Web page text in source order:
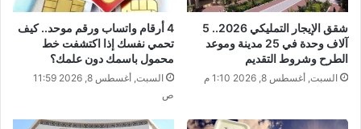
شقق الإيجار التمليكي 2026.. 5
آلاف وحدة في 25 مدينة وموعد
الطرح وشروط التقديم
السبت, أغسطس 8, 2026 1:10 م
​4 أرقام واتساب ورقم موحد.. كيف
تحمي نفسك إذا اكتشفت خط
محمول باسمك دون علمك؟
السبت, أغسطس 8, 2026 11:59
ص